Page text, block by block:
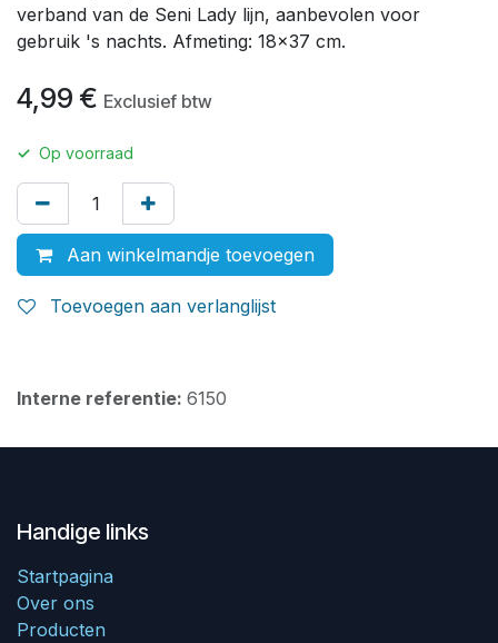
verband van de Seni Lady lijn, aanbevolen voor
gebruik 's nachts. Afmeting: 18x37 cm.
4,99 € Exclusief btw
✓ Op voorraad
Aan winkelmandje toevoegen
Toevoegen aan verlanglijst
Interne referentie: 6150
Handige links
Startpagina
Over ons
Producten